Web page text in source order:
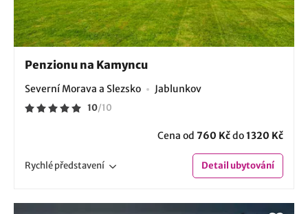
Penzionu na Kamyncu
Severní Morava a Slezsko Jablunkov
10/10
Cena od 760 Kčdo1320 Kč
Rychlépředstavení Detailubytování